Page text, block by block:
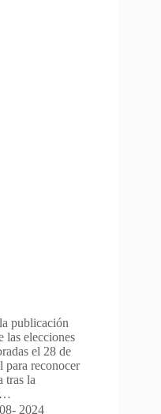
publicación
las elecciones
el 28 de
para reconocer
tras la
2024